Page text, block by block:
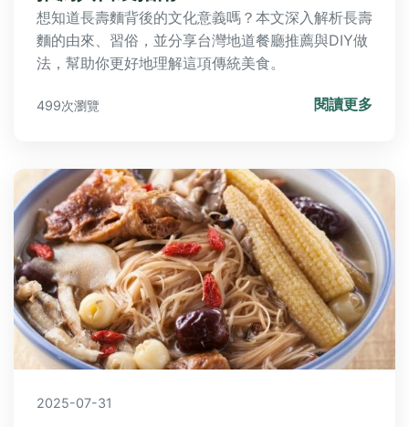
想知道長壽麵背後的文化意義嗎？本文深入解析長壽
麵的由來、習俗，並分享台灣地道餐廳推薦與DIY做
法，幫助你更好地理解這項傳統美食。
499次瀏覽 閱讀更多
2025-07-31